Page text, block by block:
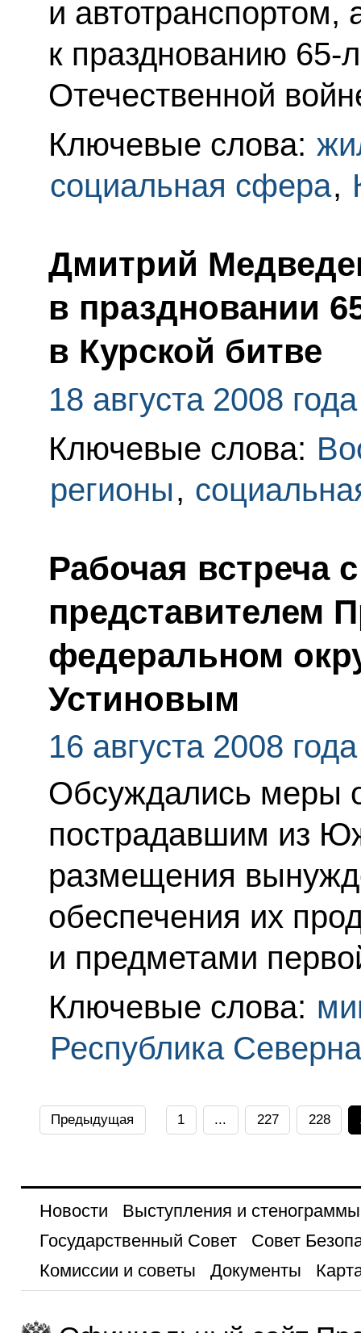
и автотранспортом,
к празднованию 65-
Отечественной
Ключевые слова:
социальная сфера,
Дмитрий
в праздновании
в Курской битве
18 августа 2008 года
Ключевые слова:
регионы,
Рабочая встреча
представителем
федеральном
Устиновым
16 августа 2008 года
Обсуждались меры
пострадавшим из
размещения
обеспечения их
и предметами
Ключевые слова:
Республика
Предыдущая 1 ... 227 228
Новости
Выступления и стенограммы
Государственный Совет
Совет
Комиссии и советы
Документы